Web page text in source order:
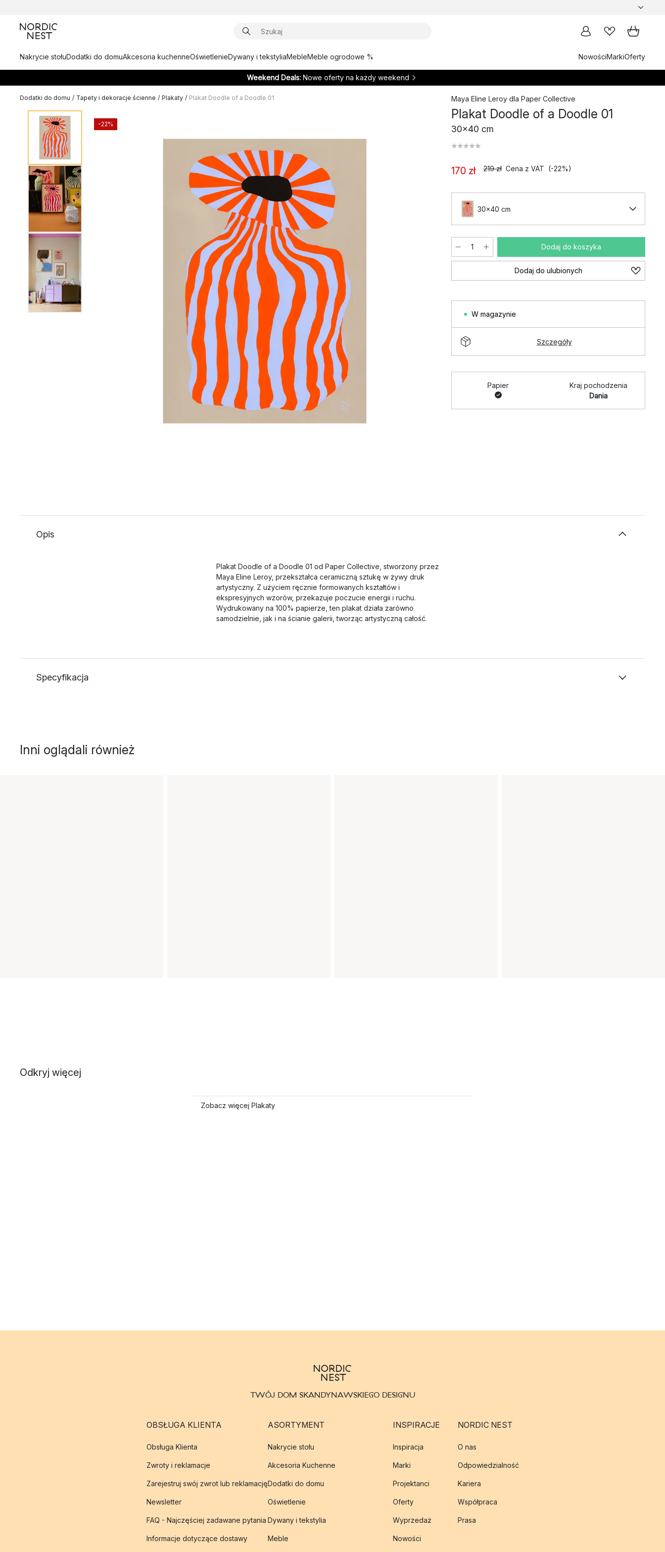
Nakrycie stołuDodatki do domuAkcesoria kuchenneOświetlenieDywany i tekstyliaMebleMeble ogrodowe % NowościMarkiOferty
Weekend Deals: Nowe oferty na każdy weekend
Dodatki do domu / Tapety i dekoracje ścienne / Plakaty / Plakat Doodle of a Doodle 01
-22%
Maya Eline Leroy dla Paper Collective
Plakat Doodle of a Doodle 01
30x40 cm
170 zł 219 zł Cena z VAT (-22%)
30x40 cm
Dodaj do koszyka
Dodaj do ulubionych
W magazynie
Szczegóły
Papier
Kraj pochodzenia
Dania
Opis
Plakat Doodle of a Doodle 01 od Paper Collective, stworzony przez
Maya Eline Leroy, przekształca ceramiczną sztukę w żywy druk
artystyczny. Z użyciem ręcznie formowanych kształtów i
ekspresyjnych wzorów, przekazuje poczucie energii i ruchu.
Wydrukowany na 100% papierze, ten plakat działa zarówno
samodzielnie, jak i na ścianie galerii, tworząc artystyczną całość.
Specyfikacja
Inni oglądali również
Odkryj więcej
Zobacz więcej Plakaty
TWÓJ DOM SKANDYNAWSKIEGO DESIGNU
OBSŁUGA KLIENTA
Obsługa Klienta
Zwroty i reklamacje
Zarejestruj swój zwrot lub reklamację
Newsletter
FAQ - Najczęściej zadawane pytania
Informacje dotyczące dostawy
ASORTYMENT
Nakrycie stołu
Akcesoria Kuchenne
Dodatki do domu
Oświetlenie
Dywany i tekstylia
Meble
INSPIRACJE
Inspiracja
Marki
Projektanci
Oferty
Wyprzedaż
Nowości
NORDIC NEST
O nas
Odpowiedzialność
Kariera
Współpraca
Prasa